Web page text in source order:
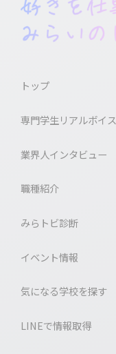
トップ
専門学生リアルボイス
業界人インタビュー
職種紹介
みらトビ診断
イベント情報
気になる学校を探す
LINEで情報取得